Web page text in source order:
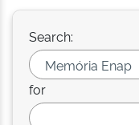
Search:
for